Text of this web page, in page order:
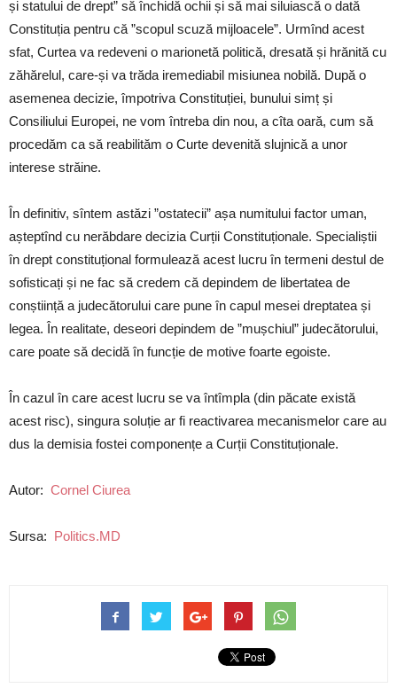
și statului de drept” să închidă ochii și să mai siluiască o dată
Constituția pentru că ”scopul scuză mijloacele”. Urmînd acest
sfat, Curtea va redeveni o marionetă politică, dresată și hrănită cu
zăhărelul, care-și va trăda iremediabil misiunea nobilă. După o
asemenea decizie, împotriva Constituției, bunului simț și
Consiliului Europei, ne vom întreba din nou, a cîta oară, cum să
procedăm ca să reabilităm o Curte devenită slujnică a unor
interese străine.
În definitiv, sîntem astăzi ”ostatecii” așa numitului factor uman,
așteptînd cu nerăbdare decizia Curții Constituționale. Specialiștii
în drept constituțional formulează acest lucru în termeni destul de
sofisticați și ne fac să credem că depindem de libertatea de
conștiință a judecătorului care pune în capul mesei dreptatea și
legea. În realitate, deseori depindem de ”mușchiul” judecătorului,
care poate să decidă în funcție de motive foarte egoiste.
În cazul în care acest lucru se va întîmpla (din păcate există
acest risc), singura soluție ar fi reactivarea mecanismelor care au
dus la demisia fostei componențe a Curții Constituționale.
Autor: Cornel Ciurea
Sursa: Politics.MD